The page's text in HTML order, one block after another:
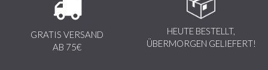
GRATIS VERSAND
AB 75€
HEUTE BESTELLT,
ÜBERMORGEN GELIEFERT!